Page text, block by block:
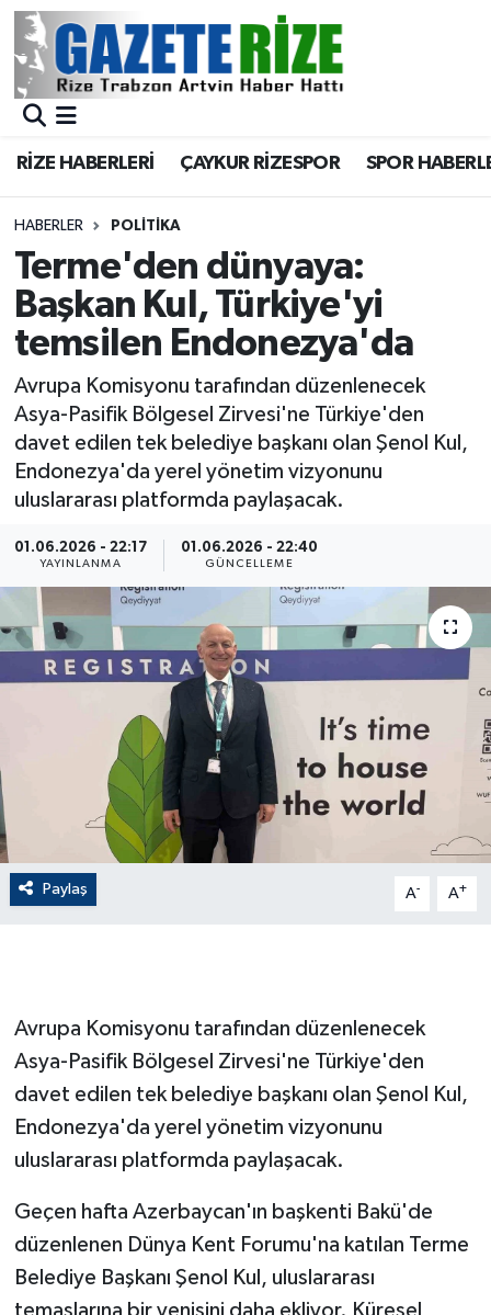
RİZE HABERLERİ ÇAYKUR RİZESPOR SPOR
HABERLER POLİTİKA
Terme'den dünyaya:
Başkan Kul, Türkiye'yi
temsilen Endonezya'da
Avrupa Komisyonu tarafından düzenlenecek
Asya-Pasifik Bölgesel Zirvesi'ne Türkiye'den
davet edilen tek belediye başkanı olan Şenol Kul,
Endonezya'da yerel yönetim vizyonunu
uluslararası platformda paylaşacak.
01.06.2026 - 22:17
YAYINLANMA
01.06.2026 - 22:40
GÜNCELLEME
Paylaş A- A+
Avrupa Komisyonu tarafından düzenlenecek
Asya-Pasifik Bölgesel Zirvesi'ne Türkiye'den
davet edilen tek belediye başkanı olan Şenol Kul,
Endonezya'da yerel yönetim vizyonunu
uluslararası platformda paylaşacak.
Geçen hafta Azerbaycan'ın başkenti Bakü'de
düzenlenen Dünya Kent Forumu'na katılan Terme
Belediye Başkanı Şenol Kul, uluslararası
temaslarına bir yenisini daha ekliyor. Küresel
BÖLGEMİZ
Asayiş
Rize Jandarma Komutanlığı
Bilim Teknoloji
Advertising news
Canlı Maç
Dış Haberler
Dünya
EKONOMİ
English News
Finans
GENEL
GÜNDEM
HABERDE İNSAN
İNSAN
Merkez Nöbetçi Eczaneler
Merkez Trafik Yoğunluk Haritası
Süper Lig Puan Durumu ve Fikstür
Tüm Manşetler
Haber Arşivi